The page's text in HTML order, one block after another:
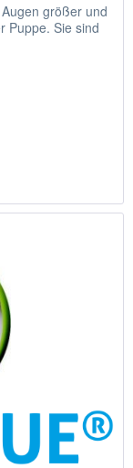
größer und
Puppe. Sie sind